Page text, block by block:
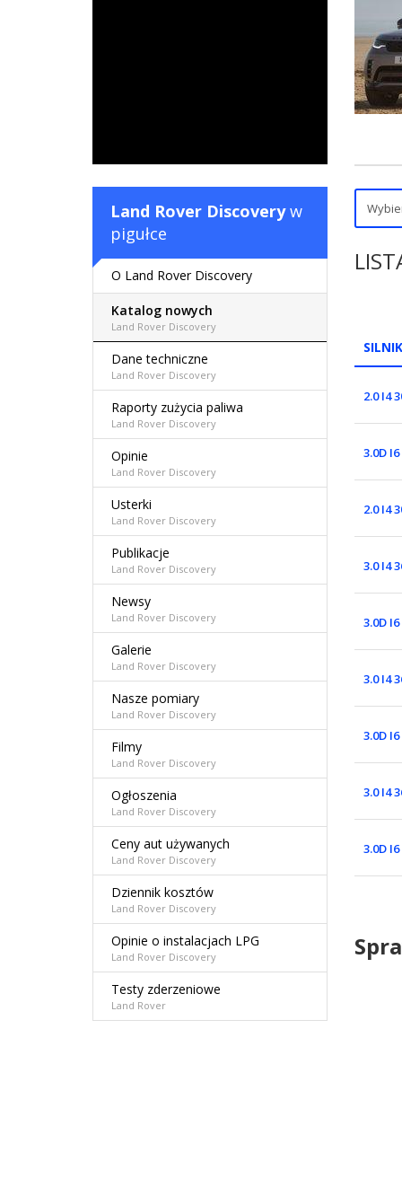
SILNIK
2.0 I4
3.0D
2.0 I4
3.0 I4
3.0D
3.0 I4
3.0D
3.0 I4
3.0D
Land Rover Discoveryw
pigułce
O Land Rover Discovery
Katalog nowych
Land Rover Discovery
Dane techniczne
Land Rover Discovery
Raporty zużycia paliwa
Land Rover Discovery
Opinie
Land Rover Discovery
Usterki
Land Rover Discovery
Publikacje
Land Rover Discovery
Newsy
Land Rover Discovery
Galerie
Land Rover Discovery
Nasze pomiary
Land Rover Discovery
Filmy
Land Rover Discovery
Ogłoszenia
Land Rover Discovery
Ceny aut używanych
Land Rover Discovery
Dziennik kosztów
Land Rover Discovery
Opinie o instalacjach LPG
Land Rover Discovery
Testy zderzeniowe
Land Rover